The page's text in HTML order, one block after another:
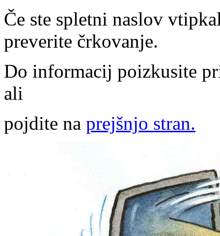
Če ste spletni naslov
preverite črkovanje.
Do informacij poizkusite
ali
pojdite na prejšnjo stran.